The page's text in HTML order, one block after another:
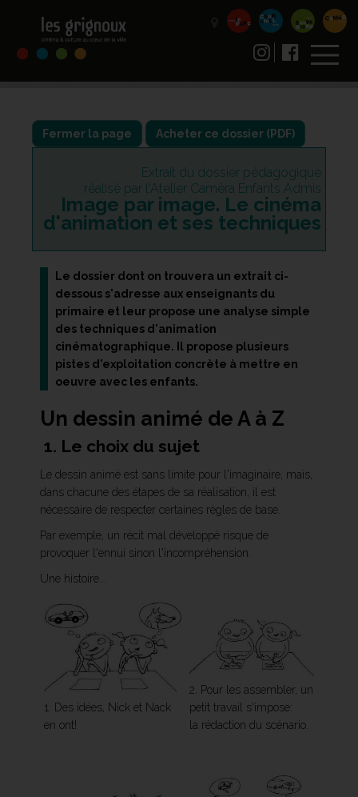
Fermer la page
Extrait du dossier pédagogique
réalisé par l'Atelier Caméra Enfants Admis
Image par image. Le cinéma
d'animation et ses techniques
Le dossier dont on trouvera un extrait ci-
dessous s'adresse aux enseignants du
primaire et leur propose une analyse simple
des techniques d'animation
cinématographique. Il propose plusieurs
pistes d'exploitation concrète à mettre en
oeuvre avec les enfants.
Un dessin animé de A à Z
1. Le choix du sujet
Le dessin animé est sans limite pour l'imaginaire, mais,
dans chacune des étapes de sa réalisation, il est
nécessaire de respecter certaines règles de base.
Par exemple, un récit mal développé risque de
provoquer l'ennui sinon l'incompréhension.
Une histoire...
1. Des idées, Nick et Nack
en ont!
2. Pour les assembler, un
petit travail s'impose:
la rédaction du scénario.